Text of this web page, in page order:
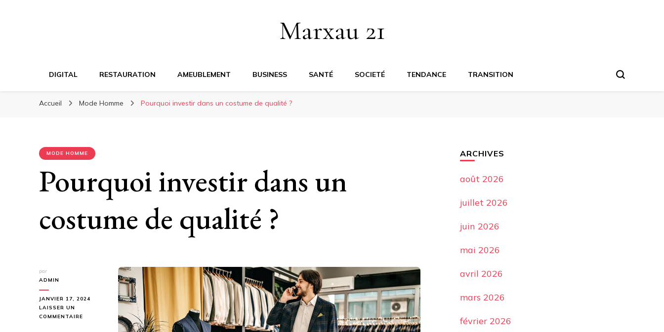
Marxau 21
DIGITAL RESTAURATION AMEUBLEMENT BUSINESS SANTÉ SOCIETÉ TENDANCE TRANSITION
Accueil Mode Homme Pourquoi investir dans un costume de qualité ?
MODE HOMME
Pourquoi investir dans un
costume de qualité ?
par
ADMIN
JANVIER 17, 2024
LAISSER UN
COMMENTAIRE
ARCHIVES
août 2026
juillet 2026
juin 2026
mai 2026
avril 2026
mars 2026
février 2026